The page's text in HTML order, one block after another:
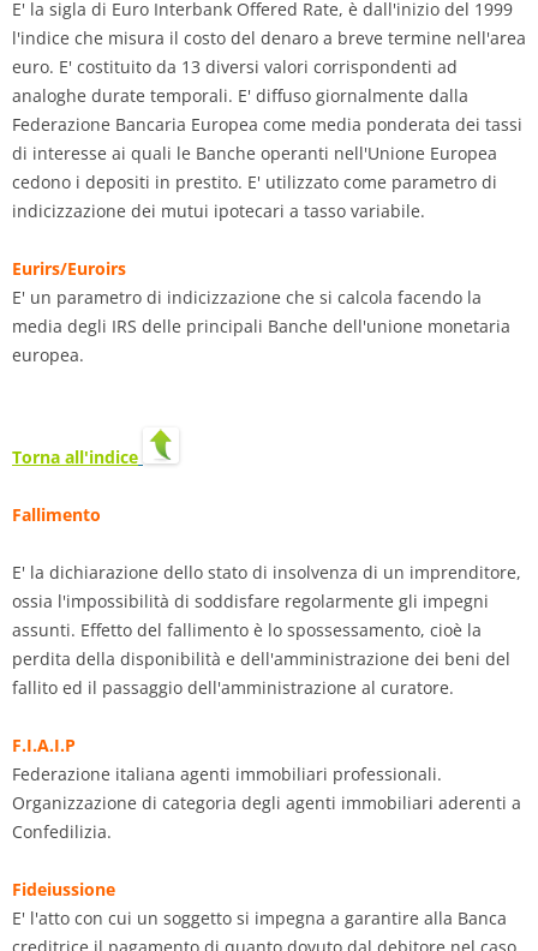
E' la sigla di Euro Interbank Offered Rate, è dall'inizio del 1999
l'indice che misura il costo del denaro a breve termine nell'area
euro. E' costituito da 13 diversi valori corrispondenti ad
analoghe durate temporali. E' diffuso giornalmente dalla
Federazione Bancaria Europea come media ponderata dei tassi
di interesse ai quali le Banche operanti nell'Unione Europea
cedono i depositi in prestito. E' utilizzato come parametro di
indicizzazione dei mutui ipotecari a tasso variabile.
Eurirs/Euroirs
E' un parametro di indicizzazione che si calcola facendo la
media degli IRS delle principali Banche dell'unione monetaria
europea.
Torna all'indice
Fallimento
E' la dichiarazione dello stato di insolvenza di un imprenditore,
ossia l'impossibilità di soddisfare regolarmente gli impegni
assunti. Effetto del fallimento è lo spossessamento, cioè la
perdita della disponibilità e dell'amministrazione dei beni del
fallito ed il passaggio dell'amministrazione al curatore.
F.I.A.I.P
Federazione italiana agenti immobiliari professionali.
Organizzazione di categoria degli agenti immobiliari aderenti a
Confedilizia.
Fideiussione
E' l'atto con cui un soggetto si impegna a garantire alla Banca